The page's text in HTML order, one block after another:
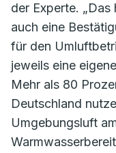
der Experte.
auch eine
für den
jeweils eine
Mehr als 80
Deutschland
Umgebungsluft